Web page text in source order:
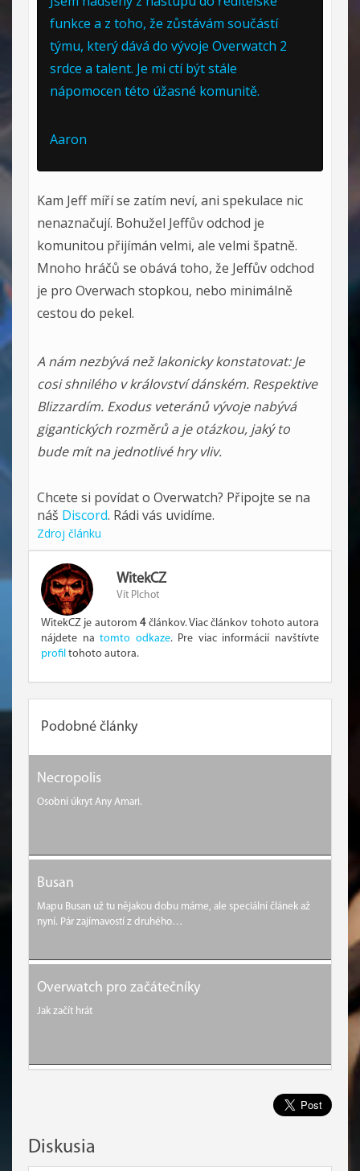
funkce a z toho, že zůstávám součástí
týmu, který dává do vývoje Overwatch 2
srdce a talent. Je mi ctí být stále
nápomocen této úžasné komunitě.
Aaron
Kam Jeff míří se zatím neví, ani spekulace nic
nenaznačují. Bohužel Jeffův odchod je
komunitou přijímán velmi, ale velmi špatně.
Mnoho hráčů se obává toho, že Jeffův odchod
je pro Overwach stopkou, nebo minimálně
cestou do pekel.
A nám nezbývá než lakonicky konstatovat: Je
cosi shnilého v království dánském. Respektive
Blizzardím. Exodus veteránů vývoje nabývá
gigantických rozměrů a je otázkou, jaký to
bude mít na jednotlivé hry vliv.
Chcete si povídat o Overwatch? Připojte se na
náš Discord. Rádi vás uvidíme.
Zdroj článku
WitekCZ
Vít Plchot
WitekCZ je autorom4článkov. Viac článkov tohoto autora
nájdete natomto odkaze. Pre viac informácií navštívte
profil tohoto autora.
Podobné články
Necropolis
Osobní úkryt Any Amari.
Busan
Mapu Busan už tu nějakou dobu máme, ale speciální článek až
nyní. Pár zajímavostí z druhého…
Overwatch pro začátečníky
Jak začít hrát
Diskusia